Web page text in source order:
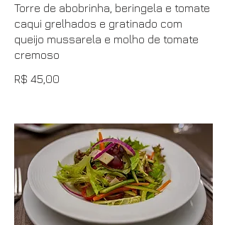
Torre de abobrinha, beringela e tomate
caqui grelhados e gratinado com
queijo mussarela e molho de tomate
cremoso
R$ 45,00